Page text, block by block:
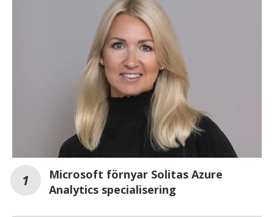
Microsoft förnyar Solitas Azure
Analytics specialisering